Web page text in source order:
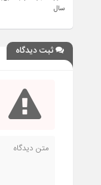
سال
ثبت دیدگاه